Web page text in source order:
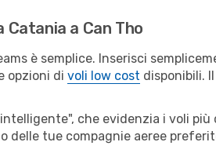
Catania a Can Tho
è semplice. Inserisci
opzioni di voli low cost disponibili.
che evidenzia i voli
delle tue compagnie aeree